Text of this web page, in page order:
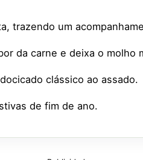
trazendo um
da carne e deixa o molho
clássico ao assado.
de fim de ano.